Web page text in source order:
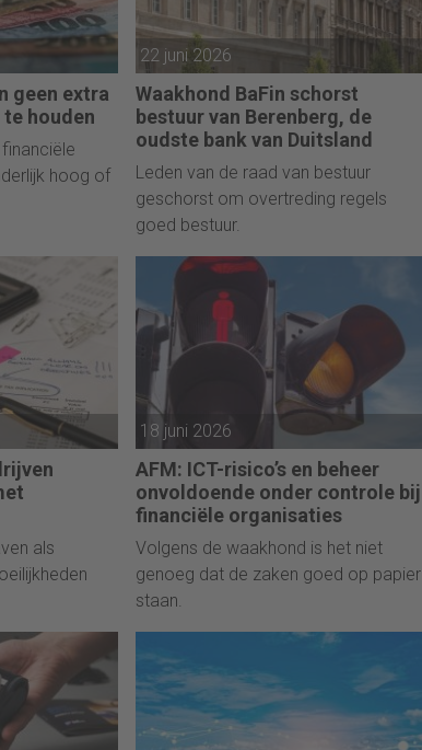
geen extra
houden
hoog of
22 juni 2026
Waakhond BaFin schorst
bestuur van Berenberg, de
oudste bank van Duitsland
Leden van de raad van bestuur
geschorst om overtreding regels
goed bestuur.
als
18 juni 2026
AFM: ICT-risico’s en beheer
onvoldoende onder controle bij
financiële organisaties
Volgens de waakhond is het niet
genoeg dat de zaken goed op papier
staan.